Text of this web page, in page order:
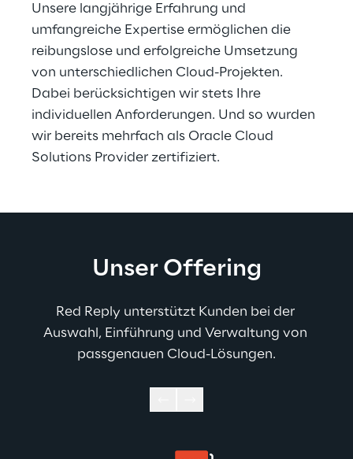
Unsere langjährige Erfahrung und
umfangreiche Expertise ermöglichen die
reibungslose und erfolgreiche Umsetzung
von unterschiedlichen Cloud-Projekten.
Dabei berücksichtigen wir stets Ihre
individuellen Anforderungen. Und so wurden
wir bereits mehrfach als Oracle Cloud
Solutions Provider zertifiziert.
Unser Offering
Red Reply unterstützt Kunden bei der
Auswahl, Einführung und Verwaltung von
passgenauen Cloud-Lösungen.